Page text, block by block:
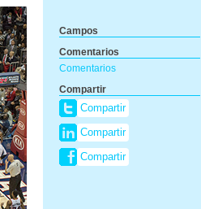
Campos
Comentarios
Comentarios
Compartir
Compartir
Compartir
Compartir